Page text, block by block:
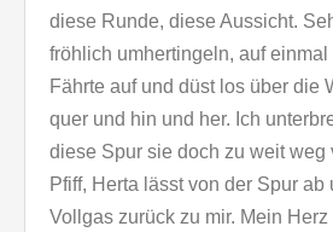
diese Runde, diese Aussicht.
fröhlich umhertingeln, auf
Fährte auf und düst los über die
quer und hin und her. Ich
diese Spur sie doch zu weit weg
Pfiff, Herta lässt von der Spur ab
Vollgas zurück zu mir. Mein Herz